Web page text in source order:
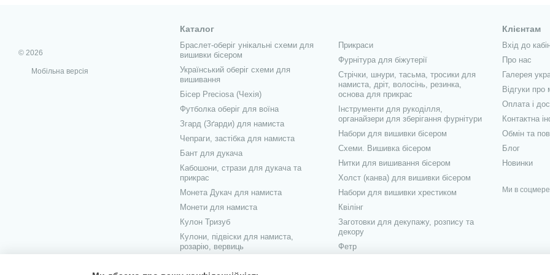
не наносити більше, ніж потрібно для ефективного склеювання;
надлишки прибирати ганчірочкою або спеціальною серветкою;
при роботі з гарячим клеєм використовувати рукавички;
провітрити приміщення після роботи;
у разі потрапляння засобу на слизові промити великою кількістю води та звернутися до
З усього різноманіття видів клею для рукоділля можна виділити кілька найбільш популярних:
ПВА - засіб у вигляді густої рідини білого або молочного кольору без особливого
Полімерний (гарячий) клей - речовина, здатна багаторазово змінювати свою форму і
підійде спеціальний клейовий пістолет зі спеціальними термопластичними стрижнями.
помічника дуже позитивно, відзначаючи зручність і простоту використання.
Суперклей - знайомий усім "Момент" швидкого висихання, яким можна не тільки склеїти
полагодити кружку, що розбилася.
Епоксидний клей (епоксидна смола). Ним працюють при з'єднанні важких матеріалів
© 2026
Мобільна версія
Каталог
Браслет-оберіг унікальні схеми для
вишивки бісером
Український оберіг схеми для
вишивання
Бісер Preciosa (Чехія)
Футболка оберіг для воїна
Згард (Зґарди) для намиста
Чепраги, застібка для намиста
Бант для дукача
Кабошони, стрази для дукача та
прикрас
Монета Дукач для намиста
Монети для намиста
Кулон Тризуб
Кулони, підвіски для намиста,
розарію, вервиць
Прикраси
Фурнітура для біжутерії
Стрічки, шнури, тасьма, тросики для
намиста, дріт, волосінь, резинка,
основа для прикрас
Інструменти для рукоділля,
органайзери для зберігання фурнітури
Набори для вишивки бісером
Схеми. Вишивка бісером
Нитки для вишивання бісером
Холст (канва) для вишивки бісером
Набори для вишивки хрестиком
Квілінг
Заготовки для декупажу, розпису та
декору
Фетр
Клієнтам
Вхід до
Про нас
Галерея
Відгуки про
Оплата і
Контактна
Обмін та
Блог
Новинки
Ми в